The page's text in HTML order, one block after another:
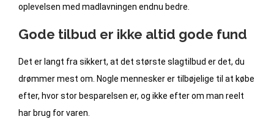
oplevelsen med madlavningen endnu bedre.
Gode tilbud er ikke altid gode fund
Det er langt fra sikkert, at det største slagtilbud er det, du
drømmer mest om. Nogle mennesker er tilbøjelige til at købe
efter, hvor stor besparelsen er, og ikke efter om man reelt
har brug for varen.